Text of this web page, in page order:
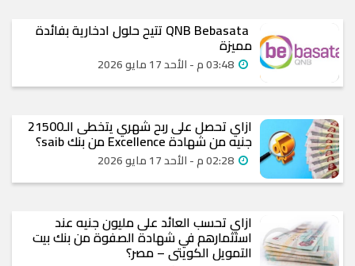
QNB Bebasata تتيح حلول ادخارية بفائدة
مميزة
ازاي تحصل على ربح شهري يتخطى الـ21500
جنيه من شهادة Excellence من بنك saib؟
ازاي تحسب العائد على مليون جنيه عند
استثمارهم في شهادة الصفوة من بنك بيت
التمويل الكويتي – مصر؟